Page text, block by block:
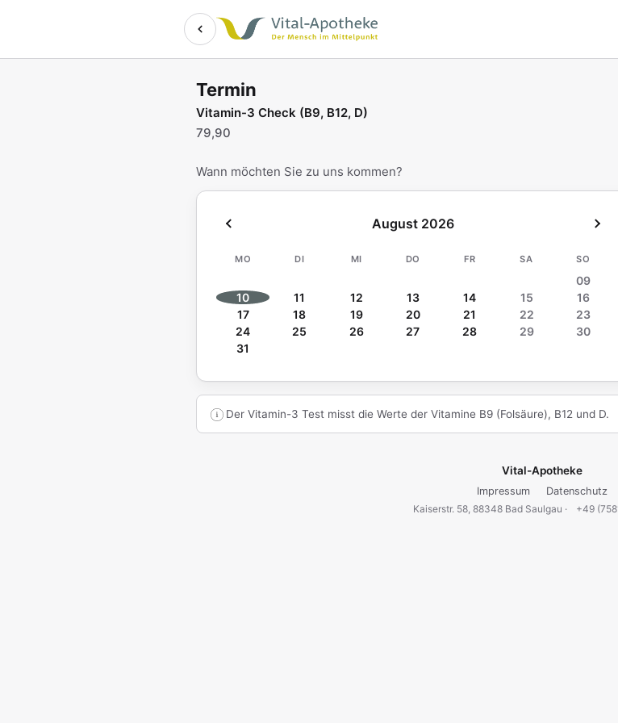
Termin online buchen bei Vital-Apotheke
Termin
Vitamin-3 Check (B9, B12, D)
79,90
Wann möchten Sie zu uns kommen?
August 2026
MO DI MI DO FR SA SO
09
10
11 12 13 14 15
16
17
18 19 20 21 22
23
24
25 26 27 28 29
30
31
Der Vitamin-3 Test misst die Werte der Vitamine B9 (Folsäure), B12 und D.
Vital-Apotheke
Impressum
Datenschutz
Kaiserstr. 58, 88348 Bad Saulgau ·
+49